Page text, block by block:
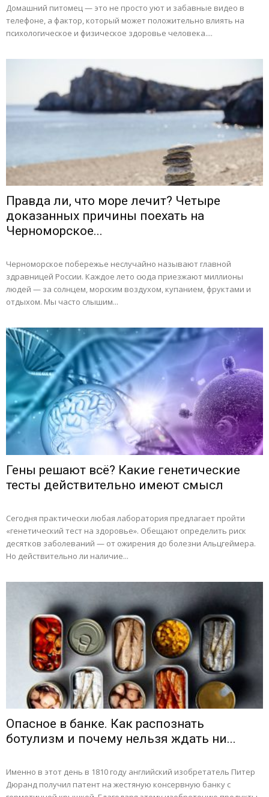
Домашний питомец — это не просто уют и забавные видео в
телефоне, а фактор, который может положительно влиять на
психологическое и физическое здоровье человека....
Правда ли, что море лечит? Четыре
доказанных причины поехать на
Черноморское...
Черноморское побережье неслучайно называют главной
здравницей России. Каждое лето сюда приезжают миллионы
людей — за солнцем, морским воздухом, купанием, фруктами и
отдыхом. Мы часто слышим...
Гены решают всё? Какие генетические
тесты действительно имеют смысл
Сегодня практически любая лаборатория предлагает пройти
«генетический тест на здоровье». Обещают определить риск
десятков заболеваний — от ожирения до болезни Альцгеймера.
Но действительно ли наличие...
Опасное в банке. Как распознать
ботулизм и почему нельзя ждать ни...
Именно в этот день в 1810 году английский изобретатель Питер
Дюранд получил патент на жестяную консервную банку с